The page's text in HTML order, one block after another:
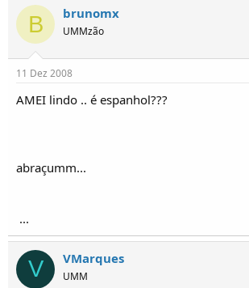
B brunomx
UMMzão
11 Dez 2008
AMEI lindo .. é espanhol???
abraçumm...
...
V VMarques
UMM